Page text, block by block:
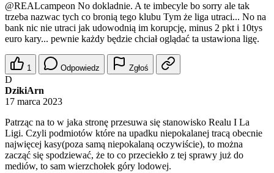
@REALcampeon No dokladnie. A te imbecyle bo sorry ale tak
trzeba nazwac tych co bronią tego klubu Tym że liga utraci... No na
bank nic nie utraci jak udowodnią im korupcję, minus 2 pkt i 10tys
euro kary... pewnie każdy będzie chciał oglądać ta ustawiona ligę.
1 Odpowiedz Zgłoś
D
DzikiArn
17 marca 2023
Patrząc na to w jaka stronę przesuwa się stanowisko Realu I La
Ligi. Czyli podmiotów które na upadku niepokalanej tracą obecnie
najwięcej kasy(poza samą niepokalaną oczywiście), to można
zacząć się spodziewać, że to co przeciekło z tej sprawy już do
mediów, to sam wierzchołek góry lodowej.